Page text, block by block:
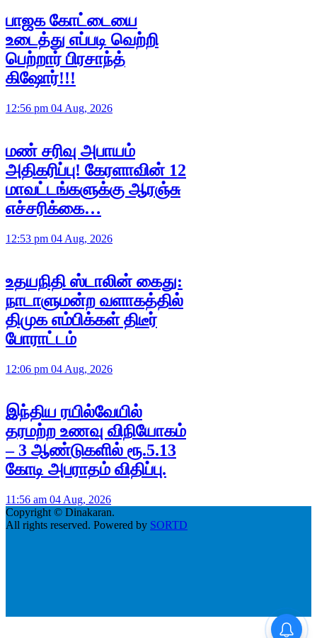
பாஜக கோட்டையை
உடைத்து எப்படி வெற்றி
பெற்றார் பிரசாந்த்
கிஷோர்!!!
12:56 pm 04 Aug, 2026
மண் சரிவு அபாயம்
அதிகரிப்பு! கேரளாவின் 12
மாவட்டங்களுக்கு ஆரஞ்சு
எச்சரிக்கை…
12:53 pm 04 Aug, 2026
உதயநிதி ஸ்டாலின் கைது:
நாடாளுமன்ற வளாகத்தில்
திமுக எம்பிக்கள் திடீர்
போராட்டம்
12:06 pm 04 Aug, 2026
இந்திய ரயில்வேயில்
தரமற்ற உணவு விநியோகம்
– 3 ஆண்டுகளில் ரூ.5.13
கோடி அபராதம் விதிப்பு.
11:56 am 04 Aug, 2026
Copyright © Dinakaran.
All rights reserved. Powered by SORTD